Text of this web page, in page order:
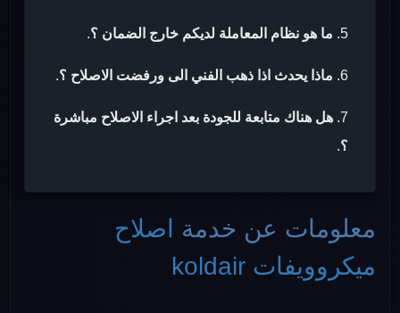
ما هو نظام المعاملة لديكم خارج الضمان ؟.
ماذا يحدث اذا ذهب الفني الى ورفضت الاصلاح ؟.
هل هناك متابعة للجودة بعد اجراء الاصلاح مباشرة
؟.
معلومات عن خدمة
اصلاح
ميكروويفات koldair